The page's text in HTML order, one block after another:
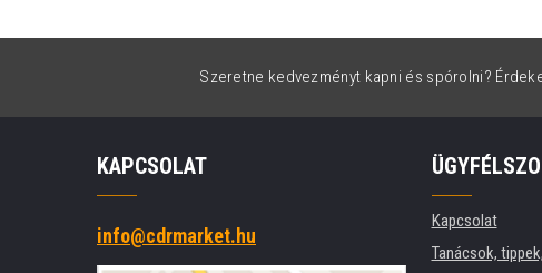
Szeretne kedvezményt kapni és spórolni?
KAPCSOLAT
info@cdrmarket.hu
Kapcsolat
Tanácsok,